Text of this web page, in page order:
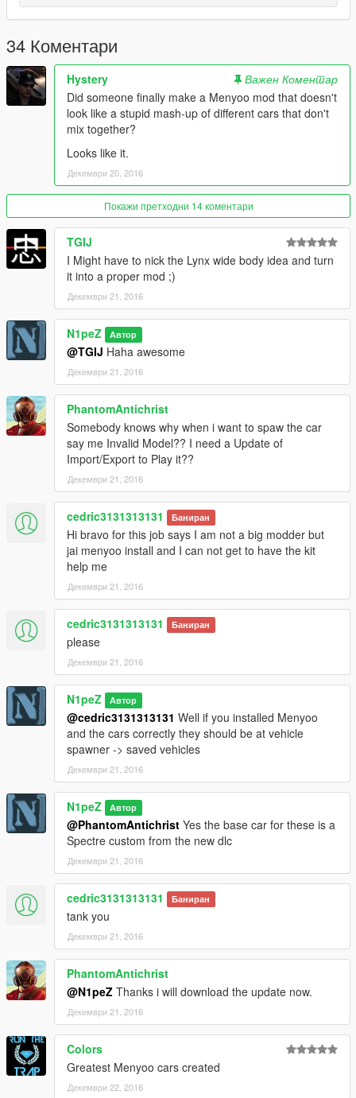
34 Коментари
Hystery
Важен Коментар
Did someone finally make a Menyoo mod that doesn't
look like a stupid mash-up of different cars that don't
mix together?
Looks like it.
Декември 20, 2016
Покажи претходни 14 коментари
TGIJ
I Might have to nick the Lynx wide body idea and turn
it into a proper mod ;)
Декември 21, 2016
N1peZ Автор
@TGIJ Haha awesome
Декември 21, 2016
PhantomAntichrist
Somebody knows why when i want to spaw the car
say me Invalid Model?? I need a Update of
Import/Export to Play it??
Декември 21, 2016
cedric3131313131 Баниран
Hi bravo for this job says I am not a big modder but
jai menyoo install and I can not get to have the kit
help me
Декември 21, 2016
cedric3131313131 Баниран
please
Декември 21, 2016
N1peZ Автор
@cedric3131313131 Well if you installed Menyoo
and the cars correctly they should be at vehicle
spawner -> saved vehicles
Декември 21, 2016
N1peZ Автор
@PhantomAntichrist Yes the base car for these is a
Spectre custom from the new dlc
Декември 21, 2016
cedric3131313131 Баниран
tank you
Декември 21, 2016
PhantomAntichrist
@N1peZ Thanks i will download the update now.
Декември 21, 2016
Colors
Greatest Menyoo cars created
Декември 22, 2016